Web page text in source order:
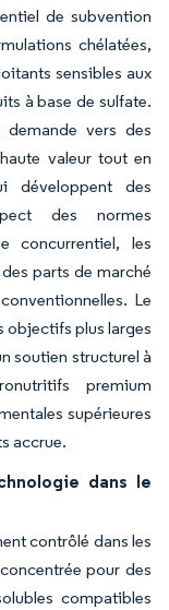
de subvention
chélatées,
sensibles aux
à base de sulfate.
vers des
valeur tout en
développent des
des normes
concurrentiel, les
parts de marché
Le
objectifs plus larges
soutien structurel à
premium
supérieures
accrue.
dans le
contrôlé dans les
pour des
compatibles